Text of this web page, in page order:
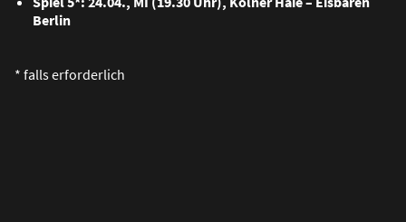
Berlin
* falls erforderlich